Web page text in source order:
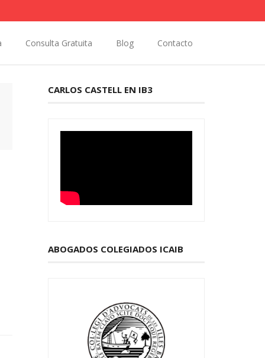
Consulta Gratuita Blog Contacto
CARLOS CASTELL EN IB3
ABOGADOS COLEGIADOS ICAIB